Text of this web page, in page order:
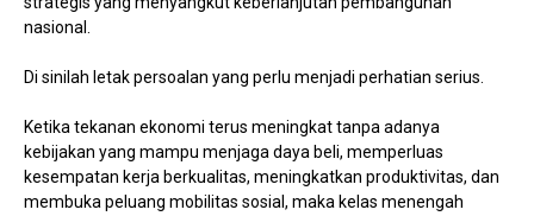
nasional.
Di sinilah letak persoalan yang perlu menjadi perhatian serius.
Ketika tekanan ekonomi terus meningkat tanpa adanya
kebijakan yang mampu menjaga daya beli, memperluas
kesempatan kerja berkualitas, meningkatkan produktivitas, dan
membuka peluang mobilitas sosial, maka kelas menengah